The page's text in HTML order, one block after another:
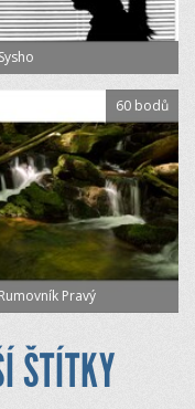
Sysho
Rumovník Pravý
60 bodů
ŠTÍTKY